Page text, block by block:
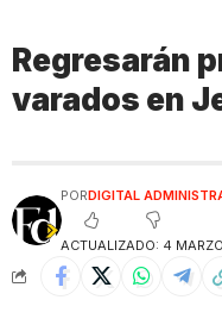
Regresarán
varados en
ACTUALIZADO: 4
PORDIGITAL